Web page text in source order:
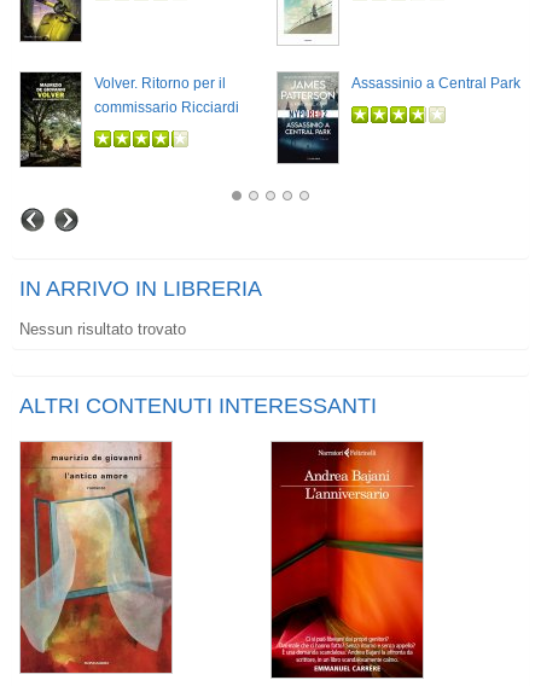
Volver. Ritorno per il
commissario Ricciardi
Assassinio a Central Park
IN ARRIVO IN LIBRERIA
Nessun risultato trovato
ALTRI CONTENUTI INTERESSANTI